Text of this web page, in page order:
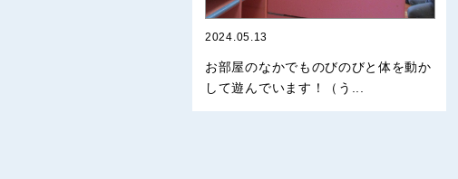
2024.05.13
お部屋のなかでものびのびと体を動か
して遊んでいます！（う...